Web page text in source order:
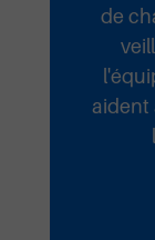
de
aident